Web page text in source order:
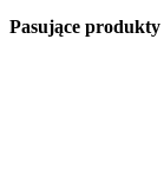
Pasujące produkty